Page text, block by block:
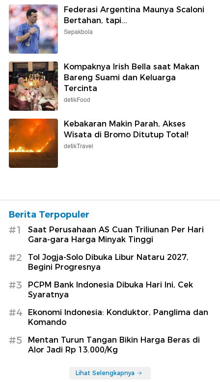
Federasi Argentina Maunya Scaloni
Bertahan, tapi...
Sepakbola
Kompaknya Irish Bella saat Makan
Bareng Suami dan Keluarga
Tercinta
detikFood
Kebakaran Makin Parah, Akses
Wisata di Bromo Ditutup Total!
detikTravel
Berita Terpopuler
#1
Saat Perusahaan AS Cuan Triliunan Per Hari
Gara-gara Harga Minyak Tinggi
#2
Tol Jogja-Solo Dibuka Libur Nataru 2027,
Begini Progresnya
#3
PCPM Bank Indonesia Dibuka Hari Ini, Cek
Syaratnya
#4
Ekonomi Indonesia: Konduktor, Panglima dan
Komando
#5
Mentan Turun Tangan Bikin Harga Beras di
Alor Jadi Rp 13.000/Kg
Lihat Selengkapnya